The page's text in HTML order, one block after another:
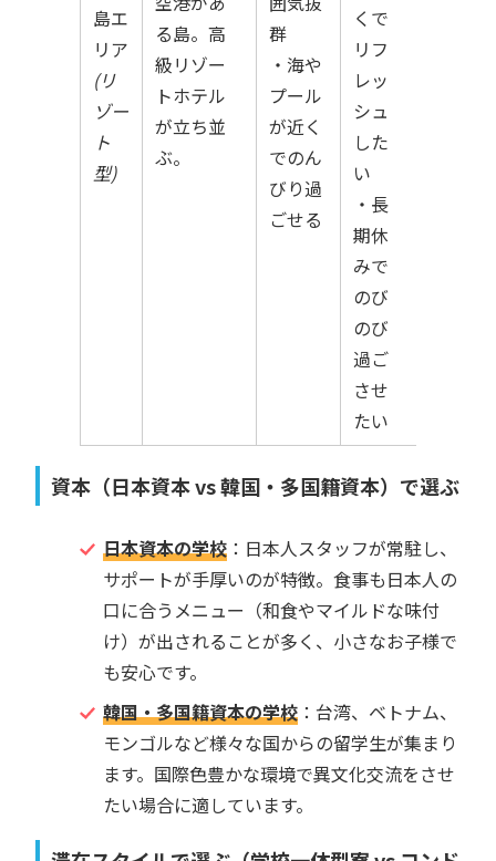
島エ
リア
(リ
ゾー
ト
型)
る島。高
級リゾー
トホテル
が立ち並
ぶ。
群
・海や
プール
が近く
でのん
びり過
ごせる
くで
リフ
レッ
シュ
した
い
・長
期休
みで
のび
のび
過ご
させ
たい
資本（日本資本 vs 韓国・多国籍資本）で選ぶ
日本資本の学校：日本人スタッフが常駐し、
サポートが手厚いのが特徴。食事も日本人の
口に合うメニュー（和食やマイルドな味付
け）が出されることが多く、小さなお子様で
も安心です。
韓国・多国籍資本の学校：台湾、ベトナム、
モンゴルなど様々な国からの留学生が集まり
ます。国際色豊かな環境で異文化交流をさせ
たい場合に適しています。